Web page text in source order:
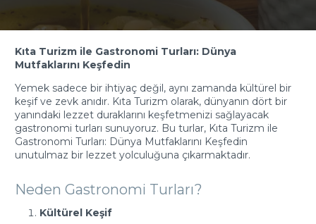
Kıta Turizm ile Gastronomi Turları: Dünya
Mutfaklarını Keşfedin
Yemek sadece bir ihtiyaç değil, aynı zamanda kültürel bir
keşif ve zevk anıdır. Kıta Turizm olarak, dünyanın dört bir
yanındaki lezzet duraklarını keşfetmenizi sağlayacak
gastronomi turları sunuyoruz. Bu turlar, Kıta Turizm ile
Gastronomi Turları: Dünya Mutfaklarını Keşfedin
unutulmaz bir lezzet yolculuğuna çıkarmaktadır.
Neden Gastronomi Turları?
Kültürel Keşif